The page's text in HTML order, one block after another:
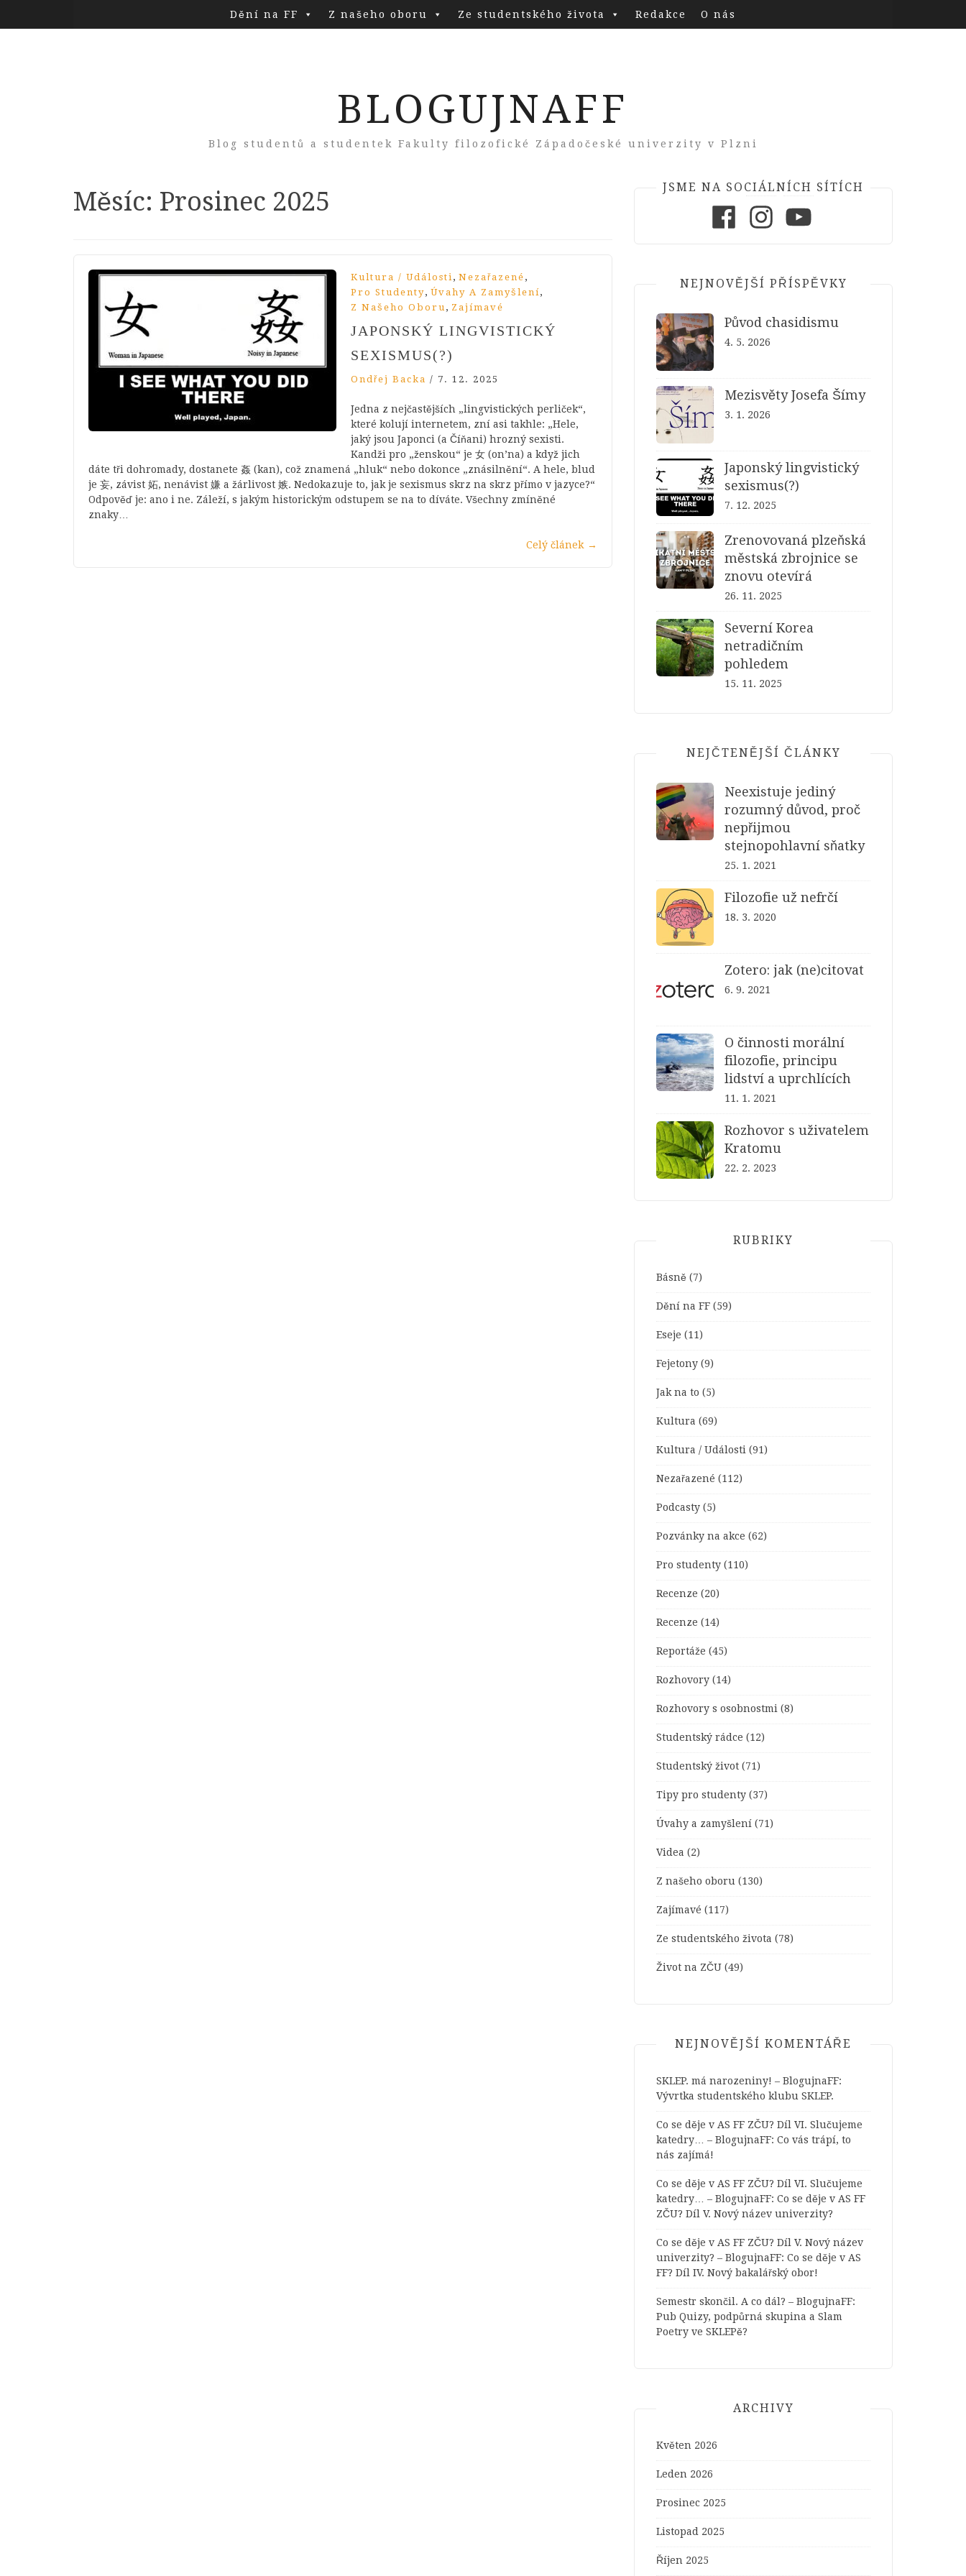
Dění na FF Z našeho oboru Ze studentského života Redakce O nás
BLOGUJNAFF
Blog studentů a studentek Fakulty filozofické Západočeské univerzity v Plzni
Měsíc: Prosinec 2025
Kultura / Události, Nezařazené ,
Pro Studenty, Úvahy A Zamyšlení,
Z Našeho Oboru, Zajímavé
JAPONSKÝ LINGVISTICKÝ
SEXISMUS(?)
Ondřej Backa / 7. 12. 2025
Jedna z nejčastějších „lingvistických perliček“,
které kolují internetem, zní asi takhle: „Hele,
jaký jsou Japonci (a Číňani) hrozný sexisti.
Kandži pro „ženskou“ je 女 (on’na) a když jich
dáte tři dohromady, dostanete 姦 (kan), což znamená „hluk“ nebo dokonce „znásilnění“. A hele, blud
je 妄, závist 妬, nenávist 嫌 a žárlivost 嫉. Nedokazuje to, jak je sexismus skrz na skrz přímo v jazyce?“
Odpověď je: ano i ne. Záleží, s jakým historickým odstupem se na to díváte. Všechny zmíněné
znaky…
Celý článek →
JSME NA SOCIÁLNÍCH SÍTÍCH
NEJNOVĚJŠÍ PŘÍSPĚVKY
Původ chasidismu
4. 5. 2026
Mezisvěty Josefa Šímy
3. 1. 2026
Japonský lingvistický
sexismus(?)
7. 12. 2025
Zrenovovaná plzeňská
městská zbrojnice se
znovu otevírá
26. 11. 2025
Severní Korea
netradičním
pohledem
15. 11. 2025
NEJČTENĚJŠÍ ČLÁNKY
Neexistuje jediný
rozumný důvod, proč
nepřijmou
stejnopohlavní sňatky
25. 1. 2021
Filozofie už nefrčí
18. 3. 2020
Zotero: jak (ne)citovat
6. 9. 2021
O činnosti morální
filozofie, principu
lidství a uprchlících
11. 1. 2021
Rozhovor s uživatelem
Kratomu
22. 2. 2023
RUBRIKY
Básně (7)
Dění na FF (59)
Eseje (11)
Fejetony (9)
Jak na to (5)
Kultura (69)
Kultura / Události (91)
Nezařazené (112)
Podcasty (5)
Pozvánky na akce (62)
Pro studenty (110)
Recenze (20)
Recenze (14)
Reportáže (45)
Rozhovory (14)
Rozhovory s osobnostmi (8)
Studentský rádce (12)
Studentský život (71)
Tipy pro studenty (37)
Úvahy a zamyšlení (71)
Videa (2)
Z našeho oboru (130)
Zajímavé (117)
Ze studentského života (78)
Život na ZČU (49)
NEJNOVĚJŠÍ KOMENTÁŘE
SKLEP. má narozeniny! – BlogujnaFF:
Vývrtka studentského klubu SKLEP.
Co se děje v AS FF ZČU? Díl VI. Slučujeme
katedry… – BlogujnaFF: Co vás trápí, to
nás zajímá!
Co se děje v AS FF ZČU? Díl VI. Slučujeme
katedry… – BlogujnaFF: Co se děje v AS FF
ZČU? Díl V. Nový název univerzity?
Co se děje v AS FF ZČU? Díl V. Nový název
univerzity? – BlogujnaFF: Co se děje v AS
FF? Díl IV. Nový bakalářský obor!
Semestr skončil. A co dál? – BlogujnaFF:
Pub Quizy, podpůrná skupina a Slam
Poetry ve SKLEPě?
ARCHIVY
Květen 2026
Leden 2026
Prosinec 2025
Listopad 2025
Říjen 2025